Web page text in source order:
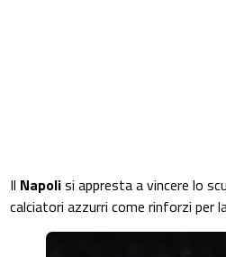
Il Napolisi appresta a vincere lo
calciatori azzurri come rinforzi per